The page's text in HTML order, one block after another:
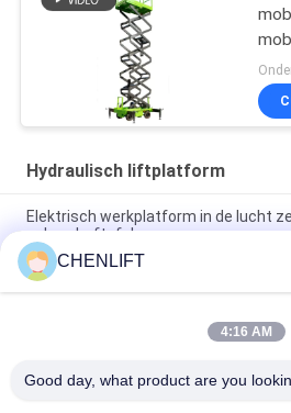
Hydraulisch liftplatform
Elektrisch werkplatform in de lucht
schaarheftafel
10m Hydraulisch Lift Platform
met uitbreidingsplatform 450Kg
10 meter hydraulische hefplatform
CHENLIFT
4:16 AM
Good day, what product are you